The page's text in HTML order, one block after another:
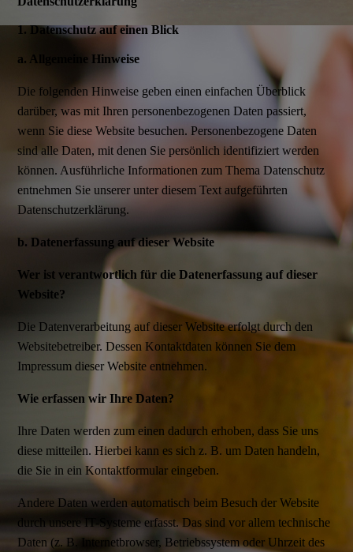
1. Datenschutz auf einen Blick
a. Allgemeine Hinweise
Die folgenden Hinweise geben einen einfachen Überblick
darüber, was mit Ihren personenbezogenen Daten passiert,
wenn Sie diese Website besuchen. Personenbezogene Daten
sind alle Daten, mit denen Sie persönlich identifiziert werden
können. Ausführliche Informationen zum Thema Datenschutz
entnehmen Sie unserer unter diesem Text aufgeführten
Datenschutzerklärung.
b. Datenerfassung auf dieser Website
Wer ist verantwortlich für die Datenerfassung auf dieser
Website?
Die Datenverarbeitung auf dieser Website erfolgt durch den
Websitebetreiber. Dessen Kontaktdaten können Sie dem
Impressum dieser Website entnehmen.
Wie erfassen wir Ihre Daten?
Ihre Daten werden zum einen dadurch erhoben, dass Sie uns
diese mitteilen. Hierbei kann es sich z. B. um Daten handeln,
die Sie in ein Kontaktformular eingeben.
Andere Daten werden automatisch beim Besuch der Website
durch unsere IT-Systeme erfasst. Das sind vor allem technische
Daten (z. B. Internetbrowser, Betriebssystem oder Uhrzeit des